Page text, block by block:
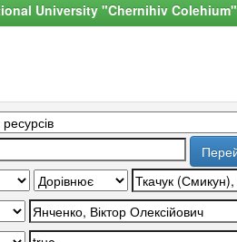
University "Chernihiv Colehium"